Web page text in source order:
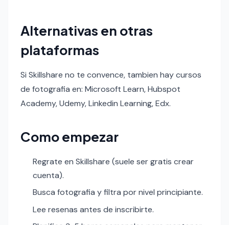
Alternativas en otras
plataformas
Si Skillshare no te convence, tambien hay cursos
de fotografia en: Microsoft Learn, Hubspot
Academy, Udemy, Linkedin Learning, Edx.
Como empezar
Regrate en Skillshare (suele ser gratis crear
cuenta).
Busca fotografia y filtra por nivel principiante.
Lee resenas antes de inscribirte.